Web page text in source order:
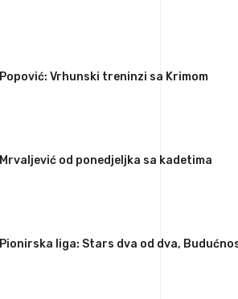
Popović: Vrhunski treninzi sa Krimom
Mrvaljević od ponedjeljka sa kadetima
Pionirska liga: Stars dva od dva,